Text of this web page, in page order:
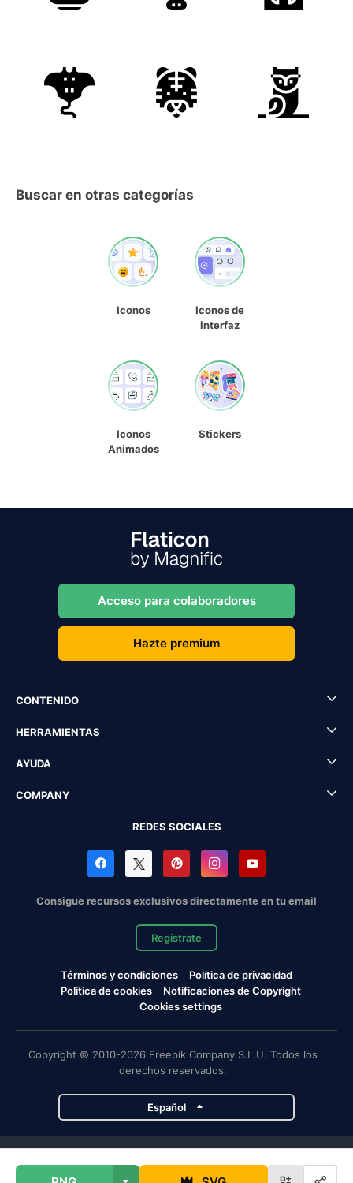
Buscar en otras categorías
Iconos
Iconos de
interfaz
Iconos
Animados
Stickers
Acceso para colaboradores
Hazte premium
CONTENIDO
HERRAMIENTAS
AYUDA
COMPANY
REDES SOCIALES
Consigue recursos exclusivos directamente en tu email
Regístrate
Términos y condiciones
Política de privacidad
Política de cookies
Notificaciones de Copyright
Cookies settings
Copyright © 2010-2026 Freepik Company S.L.U. Todos los
derechos reservados.
Español